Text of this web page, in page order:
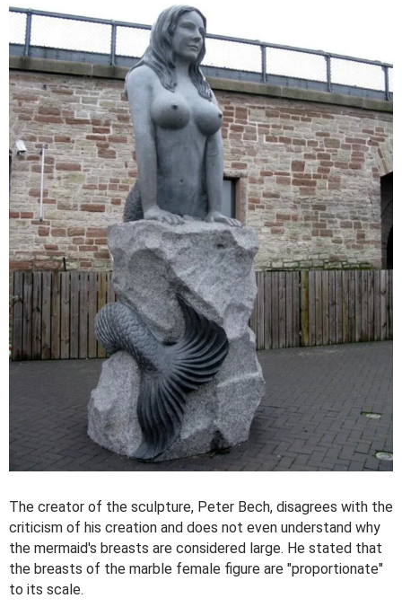
The creator of the sculpture, Peter Bech, disagrees with the
criticism of his creation and does not even understand why
the mermaid's breasts are considered large. He stated that
the breasts of the marble female figure are "proportionate"
to its scale.